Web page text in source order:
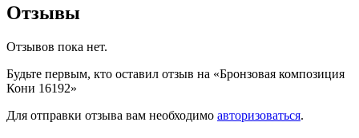
Отзывы
Отзывов пока нет.
Будьте первым, кто оставил отзыв на «Бронзовая композиция
Кони 16192»
Для отправки отзыва вам необходимо авторизоваться.